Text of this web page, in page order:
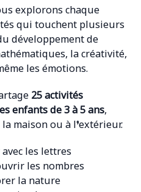
explorons chaque
qui touchent plusieurs
développement de
la créativité,
les émotions.
25 activités
enfants de 3 à 5 ans,
maison ou à l’extérieur.
les lettres
les nombres
la nature